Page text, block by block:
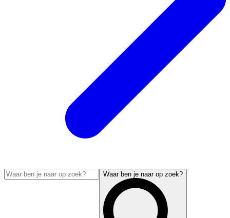
Waar ben je naar op zoek?